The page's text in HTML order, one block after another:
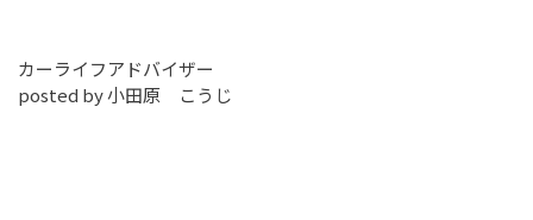
カーライフアドバイザー
posted by 小田原 こうじ